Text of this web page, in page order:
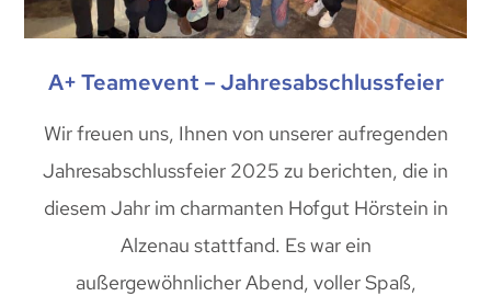
A+ Teamevent – Jahresabschlussfeier
Wir freuen uns, Ihnen von unserer aufregenden
Jahresabschlussfeier 2025 zu berichten, die in
diesem Jahr im charmanten Hofgut Hörstein in
Alzenau stattfand. Es war ein
außergewöhnlicher Abend, voller Spaß,